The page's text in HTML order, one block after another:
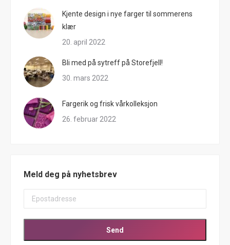
Kjente design i nye farger til sommerens
klær
20. april 2022
Bli med på sytreff på Storefjell!
30. mars 2022
Fargerik og frisk vårkolleksjon
26. februar 2022
Meld deg på nyhetsbrev